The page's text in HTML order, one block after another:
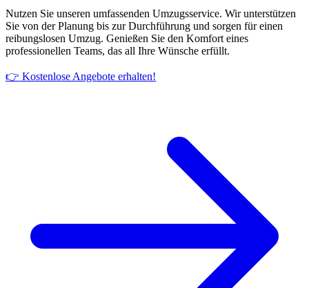
Nutzen Sie unseren umfassenden Umzugsservice. Wir unterstützen
Sie von der Planung bis zur Durchführung und sorgen für einen
reibungslosen Umzug. Genießen Sie den Komfort eines
professionellen Teams, das all Ihre Wünsche erfüllt.
👉 Kostenlose Angebote erhalten!